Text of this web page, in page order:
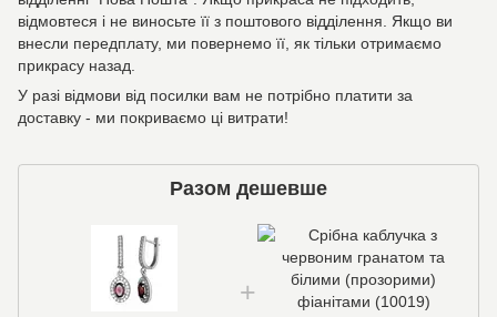
відмовтеся і не виносьте її з поштового відділення. Якщо ви
внесли передплату, ми повернемо її, як тільки отримаємо
прикрасу назад.
У разі відмови від посилки вам не потрібно платити за
доставку - ми покриваємо ці витрати!
Разом дешевше